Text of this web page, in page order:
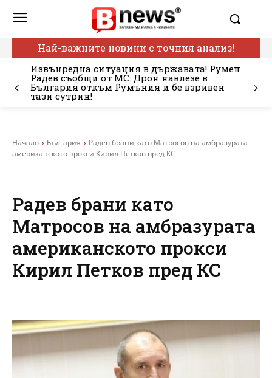
Най-важните новини с точния анализ!
Извънредна ситуация в държавата! Румен
Радев съобщи от МС: Дрон навлезе в
България откъм Румъния и бе взривен
тази сутрин!
Начало България
Радев брани като Матросов на амбразурата
американското прокси Кирил Петков пред КС
Радев брани като
Матросов на амбразурата
американското прокси
Кирил Петков пред КС